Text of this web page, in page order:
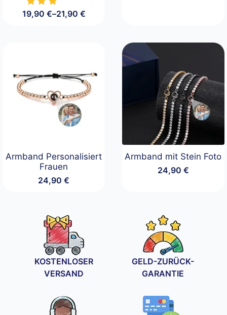
19,90 €–21,90 €
Preisspanne:
Armband Personalisiert
Frauen
24,90€
Armband mit Stein Foto
24,90 €
KOSTENLOSER
VERSAND
GELD-ZURÜCK-
GARANTIE